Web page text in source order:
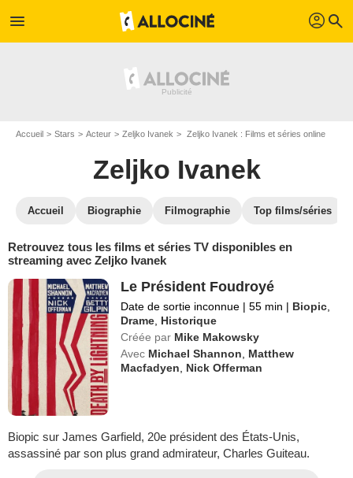
menu profil search
Accueil Stars Acteur Zeljko Ivanek Zeljko Ivanek : Films et séries online
Zeljko Ivanek
Accueil Biographie Filmographie Top films/séries
Retrouvez tous les films et séries TV disponibles en
streaming avec Zeljko Ivanek
Le Président Foudroyé
Date de sortie inconnue | 55 min | Biopic
Drame Historique
Créée par Mike Makowsky
Avec Michael Shannon
Matthew
Macfadyen
Nick Offerman
Biopic sur James Garfield, 20e président des États-Unis,
assassiné par son plus grand admirateur, Charles Guiteau.